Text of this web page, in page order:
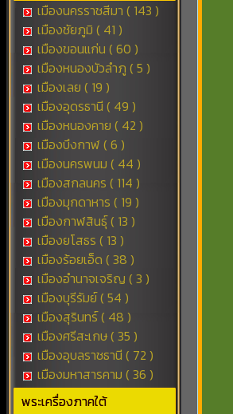
เมืองนครราชสีมา ( 143 )
เมืองชัยภูมิ ( 41 )
เมืองขอนแก่น ( 60 )
เมืองหนองบัวลำภู ( 5 )
เมืองเลย ( 19 )
เมืองอุดรธานี ( 49 )
เมืองหนองคาย ( 42 )
เมืองบึงกาฬ ( 6 )
เมืองนครพนม ( 44 )
เมืองสกลนคร ( 114 )
เมืองมุกดาหาร ( 19 )
เมืองกาฬสินธุ์ ( 13 )
เมืองยโสธร ( 13 )
เมืองร้อยเอ็ด ( 38 )
เมืองอำนาจเจริญ ( 3 )
เมืองบุรีรัมย์ ( 54 )
เมืองสุรินทร์ ( 48 )
เมืองศรีสะเกษ ( 35 )
เมืองอุบลราชธานี ( 72 )
เมืองมหาสารคาม ( 36 )
พระเครื่องภาคใต้